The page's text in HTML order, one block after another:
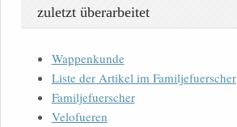
zuletzt überarbeitet
Wappenkunde
Liste der Artikel im Familjefuerscher
Familjefuerscher
Velofueren